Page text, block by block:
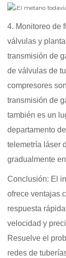
4. Monitoreo de
válvulas y
transmisión de
de válvulas de
compresores
transmisión de
también es un
departamento
telemetría láser
gradualmente
Conclusión: El
ofrece ventajas
respuesta
velocidad y
Resuelve el
redes de